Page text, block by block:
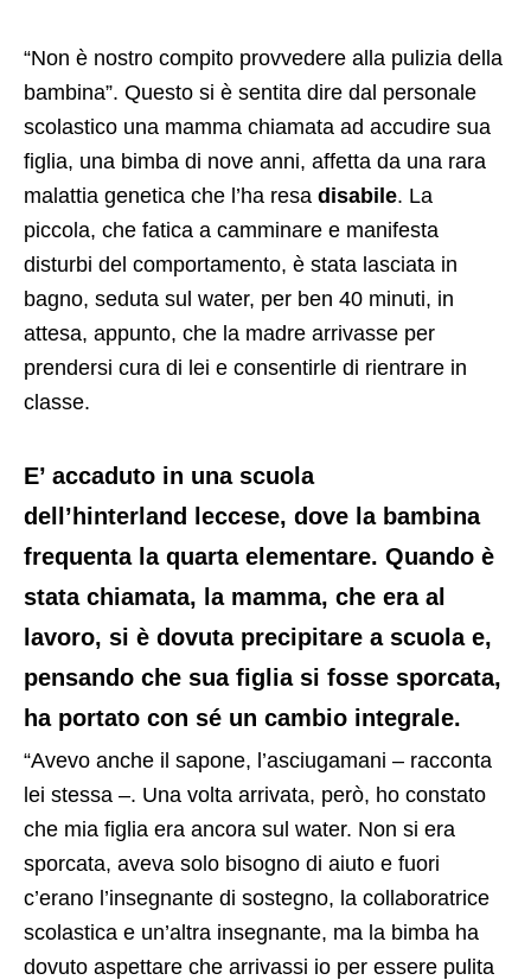
“Non è nostro compito provvedere alla pulizia della
bambina”. Questo si è sentita dire dal personale
scolastico una mamma chiamata ad accudire sua
figlia, una bimba di nove anni, affetta da una rara
malattia genetica che l’ha resa disabile. La
piccola, che fatica a camminare e manifesta
disturbi del comportamento, è stata lasciata in
bagno, seduta sul water, per ben 40 minuti, in
attesa, appunto, che la madre arrivasse per
prendersi cura di lei e consentirle di rientrare in
classe.
E’ accaduto in una scuola
dell’hinterland leccese, dove la bambina
frequenta la quarta elementare. Quando è
stata chiamata, la mamma, che era al
lavoro, si è dovuta precipitare a scuola e,
pensando che sua figlia si fosse sporcata,
ha portato con sé un cambio integrale.
“Avevo anche il sapone, l’asciugamani – racconta
lei stessa –. Una volta arrivata, però, ho constato
che mia figlia era ancora sul water. Non si era
sporcata, aveva solo bisogno di aiuto e fuori
c’erano l’insegnante di sostegno, la collaboratrice
scolastica e un’altra insegnante, ma la bimba ha
dovuto aspettare che arrivassi io per essere pulita